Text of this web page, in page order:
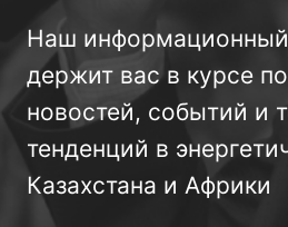
Наш
держит вас в курсе
новостей, событий и
тенденций в
Казахстана и Африки